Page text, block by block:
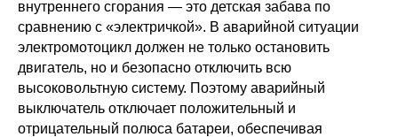
внутреннего сгорания — это детская забава по
сравнению с «электричкой». В аварийной ситуации
электромотоцикл должен не только остановить
двигатель, но и безопасно отключить всю
высоковольтную систему. Поэтому аварийный
выключатель отключает положительный и
отрицательный полюса батареи, обеспечивая